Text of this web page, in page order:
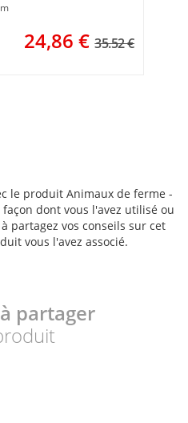
24,86 € 35.52 €
le produit Animaux de ferme -
façon dont vous l'avez utilisé ou
partagez vos conseils sur cet
vous l'avez associé.
partager